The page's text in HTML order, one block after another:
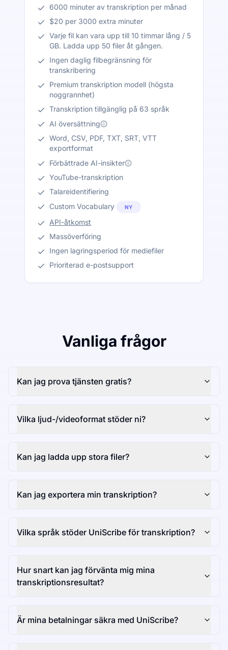
6000 minuter av transkription per månad
$20 per 3000 extra minuter
Varje fil kan vara upp till 10 timmar lång / 5
GB. Ladda upp 50 filer åt gången.
Ingen daglig filbegränsning för
transkribering
Premium transkription modell (högsta
noggrannhet)
Transkription tillgänglig på 63 språk
AI översättning
Word, CSV, PDF, TXT, SRT, VTT
exportformat
Förbättrade AI-insikter
YouTube-transkription
Talareidentifiering
Custom Vocabulary
NY
API-åtkomst
Massöverföring
Ingen lagringsperiod för mediefiler
Prioriterad e-postsupport
Vanliga frågor
Kan jag prova tjänsten gratis?
Vilka ljud-/videoformat stöder ni?
Kan jag ladda upp stora filer?
Kan jag exportera min transkription?
Vilka språk stöder UniScribe för transkription?
Hur snart kan jag förvänta mig mina
transkriptionsresultat?
Är mina betalningar säkra med UniScribe?